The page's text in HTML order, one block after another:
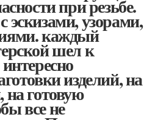
при резьбе.
узорами,
каждый
шел к
изделий, на
готовую
все не